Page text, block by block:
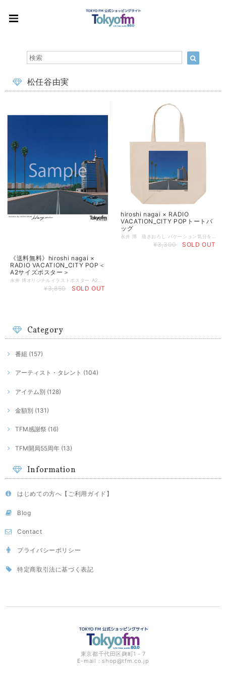
松任谷由実
《送料無料》hiroshi nagai ×
RADIO VACATION_CITY POP＜
A2サイズポスター＞
¥3,850 SOLD OUT
hiroshi nagai × RADIO
VACATION_CITY POPトートバ
ッグ
¥3,300 SOLD OUT
Category
番組 (157)
アーティスト・タレント (104)
アイテム別 (128)
金額別 (131)
TFM感謝祭 (16)
TFM開局55周年 (13)
Information
はじめての方へ【ご利用ガイド】
Blog
Contact
プライバシーポリシー
特定商取引法に基づく表記
東京都千代田区麹町1－7
E-mail： shop@tfm.co.jp